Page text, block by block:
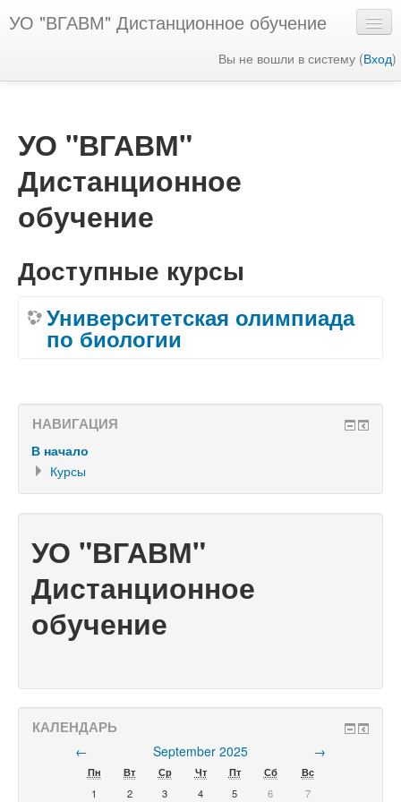
УО "ВГАВМ" Дистанционное обучение
Вы не вошли в систему (Вход)
УО "ВГАВМ"
Дистанционное
обучение
Доступные курсы
Университетская олимпиада
по биологии
НАВИГАЦИЯ
В начало
Курсы
УО "ВГАВМ"
Дистанционное
обучение
КАЛЕНДАРЬ
← September 2025 →
Пн Вт Ср Чт Пт Сб
Вс
1
2 3 4 5 6 7